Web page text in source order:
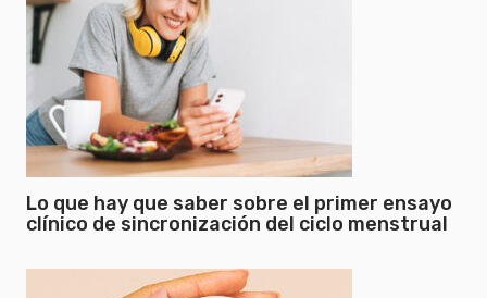
Lo que hay que saber sobre el primer ensayo
clínico de sincronización del ciclo menstrual